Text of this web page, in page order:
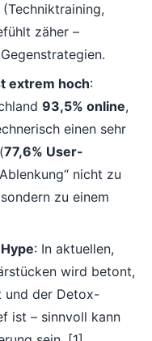
(Techniktraining,
zäher –
extrem hoch:
93,5% online,
einen sehr
77,6% User-
nicht zu
zu einem
: In aktuellen,
wird betont,
und der Detox-
ist – sinnvoll kann